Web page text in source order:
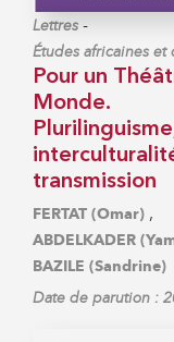
Lettres -
Études africaines et
Pour un
Monde.
transmission
FERTAT (Omar) ,
ABDELKADER
BAZILE (Sandrine)
Date de parution :